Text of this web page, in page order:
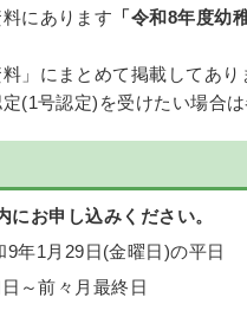
にあります 「令和8年度幼
」にまとめて掲載してあり
(1号認定)を受けたい場合
お申し込みください。
年1月29日(金曜日)の平日
～前々月最終日